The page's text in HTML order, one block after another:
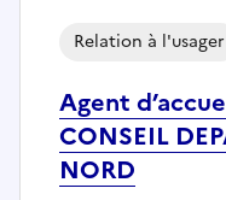
Agent
CONSEIL
NORD
Relation à l'usager